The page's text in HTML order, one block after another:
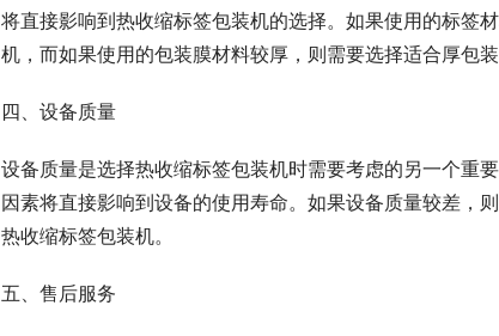
将直接影响到热收缩标签包装机的选择。如果使用的标签
机，而如果使用的包装膜材料较厚，则需要选择适合厚包
四、设备质量
设备质量是选择热收缩标签包装机时需要考虑的另一个重
因素将直接影响到设备的使用寿命。如果设备质量较差，
热收缩标签包装机。
五、售后服务